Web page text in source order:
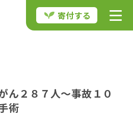
寄付する
ん２８７人〜事故１０
術